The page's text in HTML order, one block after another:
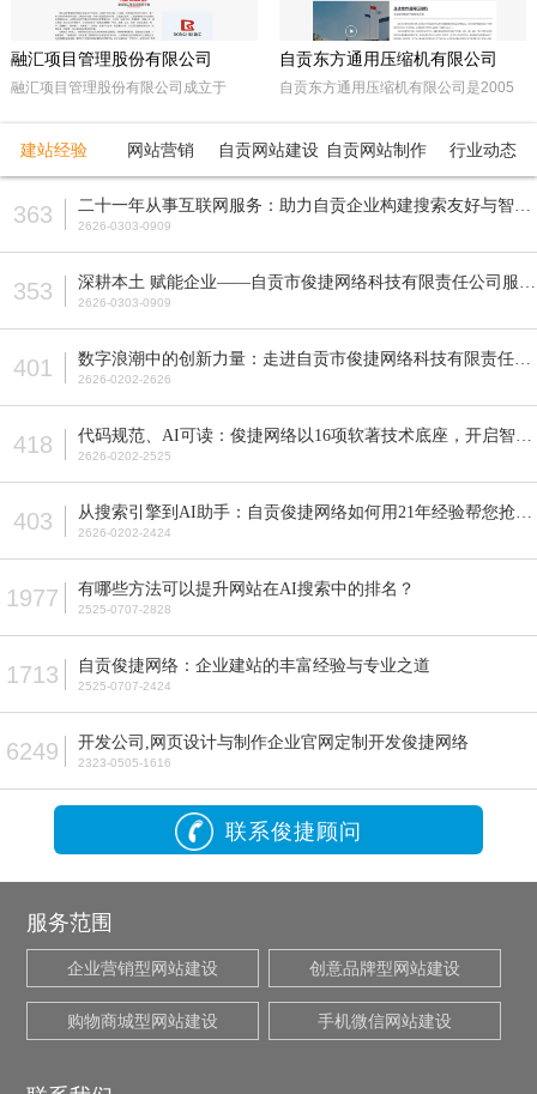
融汇项目管理股份有限公司
融汇项目管理股份有限公司成立于
注册资本5000万人民币，是一家以政
产品国际招标代理、工程造价咨询、工
程监理等多元化发展的咨询服务企业。
自贡东方通用压缩机有限公司
自贡东方通用压缩机有限公司是2005
民营企业。由东方锅炉集团动能分厂同
贡市高新工业园区十大重点企业之一。
公司占地面积近70亩，注册资本5200
型、D型、L型、Z型、P型5个系列上百
压缩机气体力从20KN—800KN，排气
压力可达50MPa。各类成套气体压缩
建站经验 网站营销 自贡网站建设 自贡网站制作 行业动态
363 2626-0303-0909
353 2626-0303-0909
401 2626-0202-2626
418 2626-0202-2525
403 2626-0202-2424
1977 有哪些方法可以提升网站在AI搜索中的排名？
2525-0707-2828
1713 自贡俊捷网络：企业建站的丰富经验与专业之道
2525-0707-2424
6249 开发公司,网页设计与制作企业官网定制开发俊捷网络
2323-0505-1616
联系俊捷顾问
服务范围
企业营销型网站建设 创意品牌型网站建设
购物商城型网站建设 手机微信网站建设